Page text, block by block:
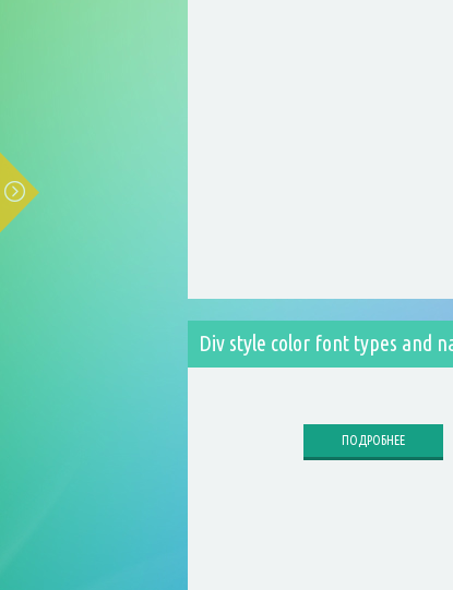
Div style color font types and
ПОДРОБНЕЕ